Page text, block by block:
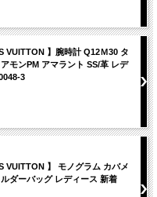
VUITTON 】腕時計 Q12Ｍ30 タ
モンPM アマラント SS/革 レデ
3
VUITTON 】 モノグラム カバメ
ダーバッグ レディース 新着